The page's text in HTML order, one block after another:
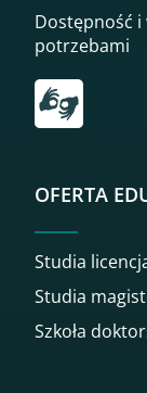
Dostępność i
potrzebami
OFERTA
Studia
Studia
Szkoła